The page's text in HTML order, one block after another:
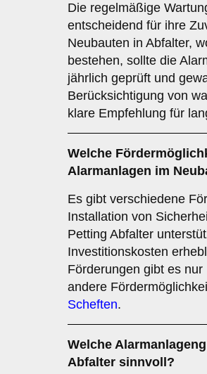
Die regelmäßige
entscheidend für ihre
Neubauten in Abfalter,
bestehen, sollte die
jährlich geprüft und
Berücksichtigung von
klare Empfehlung für
Welche
Alarmanlagen im
Es gibt verschiedene
Installation von
Petting Abfalter
Investitionskosten
Förderungen gibt es
andere
Scheften.
Welche
Abfalter sinnvoll?